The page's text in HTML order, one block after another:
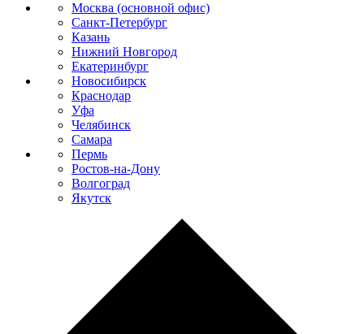
Москва (основной офис)
Санкт-Петербург
Казань
Нижний Новгород
Екатеринбург
Новосибирск
Краснодар
Уфа
Челябинск
Самара
Пермь
Ростов-на-Дону
Волгоград
Якутск